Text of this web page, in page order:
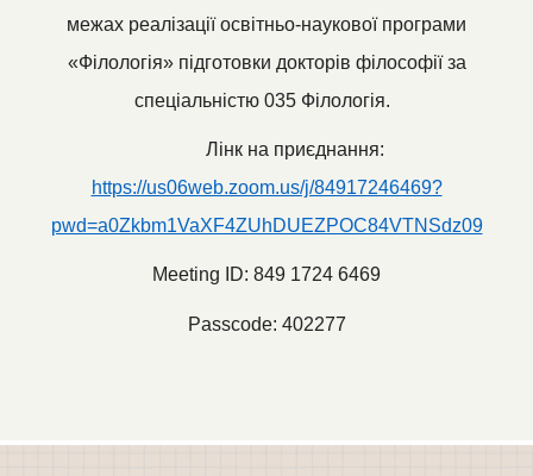
межах реалізації освітньо-наукової програми
«Філологія» підготовки докторів філософії за
спеціальністю 035 Філологія.
Лінк на приєднання:
https://us06web.zoom.us/j/84917246469?
pwd=a0Zkbm1VaXF4ZUhDUEZPOC84VTNSdz09
Meeting ID: 849 1724 6469
Passcode: 402277